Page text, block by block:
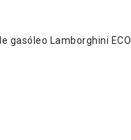
gasóleo Lamborghini ECO